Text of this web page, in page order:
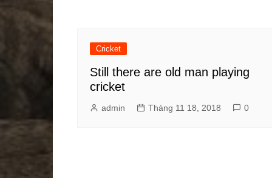
Cricket
Still there are old man playing
cricket
admin Tháng 11 18, 2018 0